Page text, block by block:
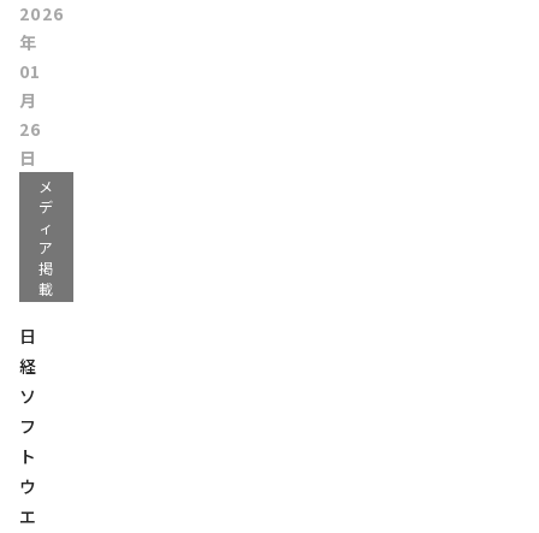
2026
年
01
月
26
日
メ
デ
ィ
ア
掲
載
日
経
ソ
フ
ト
ウ
エ